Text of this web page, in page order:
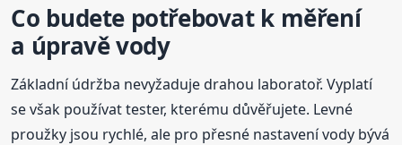
Co budete potřebovat k měření
a úpravě vody
Základní údržba nevyžaduje drahou laboratoř. Vyplatí
se však používat tester, kterému důvěřujete. Levné
proužky jsou rychlé, ale pro přesné nastavení vody bývá